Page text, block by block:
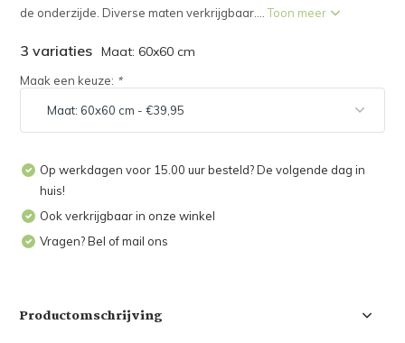
de onderzijde. Diverse maten verkrijgbaar....Toon meer
3 variaties Maat: 60x60 cm
Maak een keuze: *
Op werkdagen voor 15.00 uur besteld? De volgende dag in
huis!
Ook verkrijgbaar in onze winkel
Vragen? Bel of mail ons
Productomschrijving